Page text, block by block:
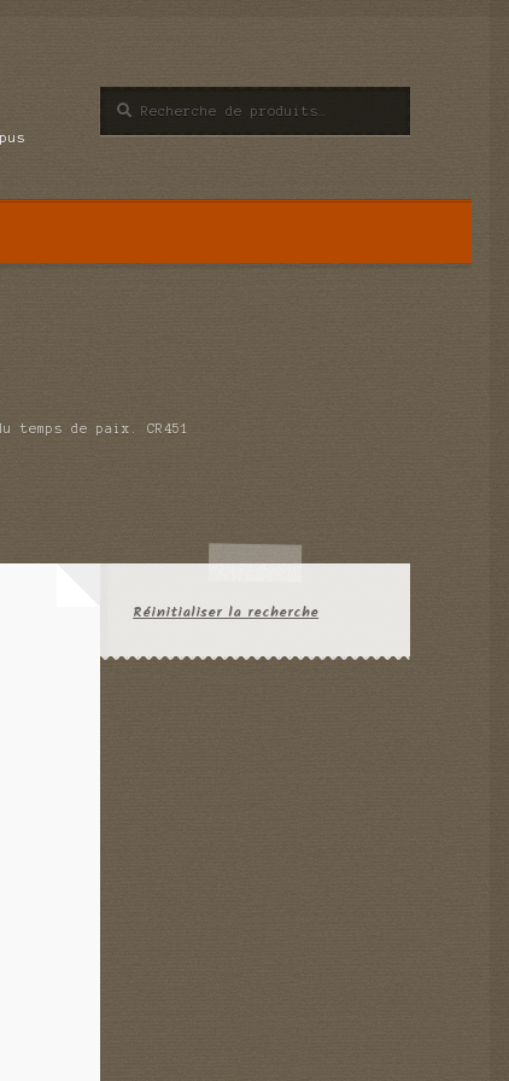
pour :
de paix. CR451
Réinitialiser la recherche